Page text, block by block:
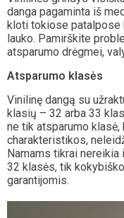
danga pagaminta iš
kloti tokiose patalpose
lauko. Pamirškite
atsparumo drėgmei,
Atsparumo klasės
Vinilinę dangą su
klasių – 32 arba 33
ne tik atsparumo
charakteristikos,
Namams tikrai
32 klasės, tik
garantijomis.